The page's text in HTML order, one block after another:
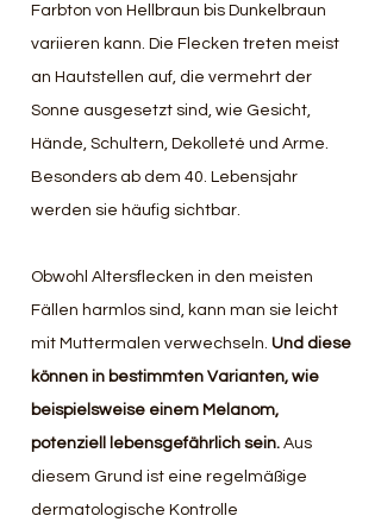
Farbton von Hellbraun bis Dunkelbraun
variieren kann. Die Flecken treten meist
an Hautstellen auf, die vermehrt der
Sonne ausgesetzt sind, wie Gesicht,
Hände, Schultern, Dekolleté und Arme.
Besonders ab dem 40. Lebensjahr
werden sie häufig sichtbar.
Obwohl Altersflecken in den meisten
Fällen harmlos sind, kann man sie leicht
mit Muttermalen verwechseln. Und diese
können in bestimmten Varianten, wie
beispielsweise einem Melanom,
potenziell lebensgefährlich sein. Aus
diesem Grund ist eine regelmäßige
dermatologische Kontrolle